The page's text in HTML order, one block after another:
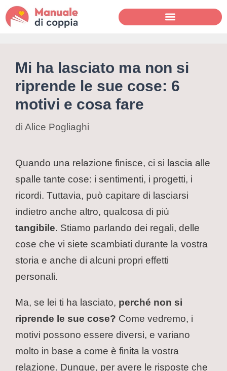
Mi ha lasciato ma non si
riprende le sue cose: 6
motivi e cosa fare
di Alice Pogliaghi
Quando una relazione finisce, ci si lascia alle
spalle tante cose: i sentimenti, i progetti, i
ricordi. Tuttavia, può capitare di lasciarsi
indietro anche altro, qualcosa di più
tangibile. Stiamo parlando dei regali, delle
cose che vi siete scambiati durante la vostra
storia e anche di alcuni propri effetti
personali.
Ma, se lei ti ha lasciato, perché non si
riprende le sue cose? Come vedremo, i
motivi possono essere diversi, e variano
molto in base a come è finita la vostra
relazione. Dunque, per avere le risposte che